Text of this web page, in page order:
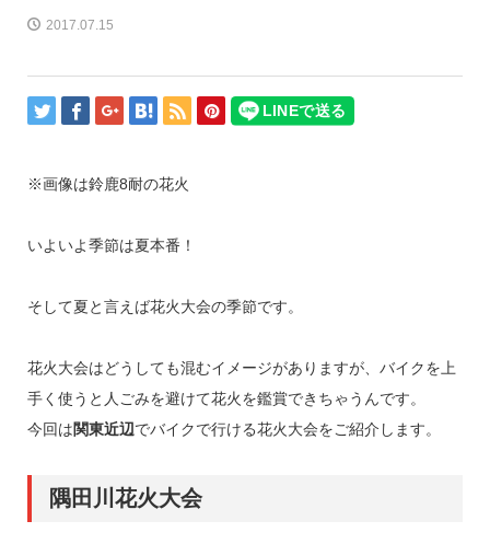
2017.07.15
※画像は鈴鹿8耐の花火
いよいよ季節は夏本番！
そして夏と言えば花火大会の季節です。
花火大会はどうしても混むイメージがありますが、バイクを上
手く使うと人ごみを避けて花火を鑑賞できちゃうんです。
今回は関東近辺でバイクで行ける花火大会をご紹介します。
隅田川花火大会